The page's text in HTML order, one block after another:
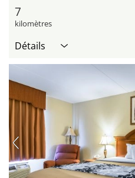
7
kilomètres
Détails